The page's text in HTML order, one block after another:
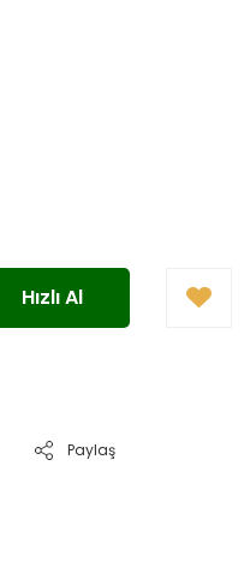
Hızlı Al
Paylaş